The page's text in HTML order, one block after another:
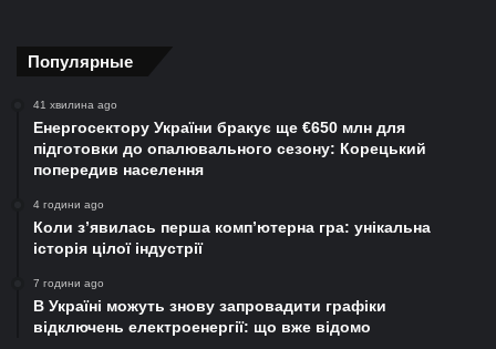
Популярные
41 хвилина ago
Енергосектору України бракує ще €650 млн для
підготовки до опалювального сезону: Корецький
попередив населення
4 години ago
Коли з’явилась перша комп’ютерна гра: унікальна
історія цілої індустрії
7 години ago
В Україні можуть знову запровадити графіки
відключень електроенергії: що вже відомо